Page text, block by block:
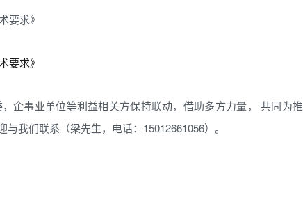
要求》
要求》
企事业单位等利益相关方保持联动，借助多方力量， 共同为推
我们联系（梁先生，电话：15012661056）。